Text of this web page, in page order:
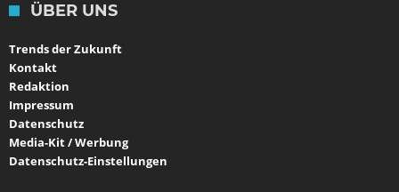
ÜBER UNS
Trends der Zukunft
Kontakt
Redaktion
Impressum
Datenschutz
Media-Kit / Werbung
Datenschutz-Einstellungen